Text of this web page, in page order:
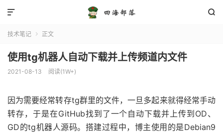


技术笔记  正文
使用tg机器人自动下载并上传频道内文件
2021-08-13 阅读(1W+)
因为需要经常转存tg群里的文件，一旦多起来就得经常手动
转存，于是在GitHub找到了一个自动下载并上传到OD、
GD的tg机器人源码。搭建过程中，博主使用的是Debian9